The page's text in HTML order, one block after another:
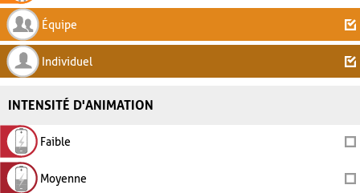
Équipe
Individuel
INTENSITÉ D'ANIMATION
Faible
Moyenne